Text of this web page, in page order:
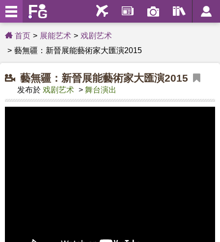
首页 展能艺术
戏剧艺术
藝無疆：新晉展能藝術家大匯演2015
藝無疆：新晉展能藝術家大匯演2015
发布於 戏剧艺术 > 舞台演出